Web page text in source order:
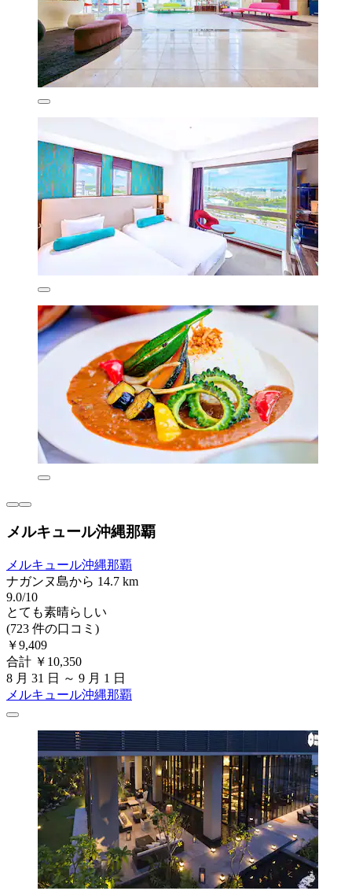
メルキュール沖縄那覇
メルキュール沖縄那覇
ナガンヌ島から 14.7 km
9.0/10
とても素晴らしい
(723 件の口コミ)
￥9,409
合計 ￥10,350
8 月 31 日 ～ 9 月 1 日
メルキュール沖縄那覇